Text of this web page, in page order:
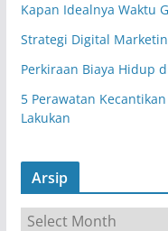
Kapan Idealnya Waktu
Strategi Digital
Perkiraan Biaya Hidup
5 Perawatan
Lakukan
Arsip